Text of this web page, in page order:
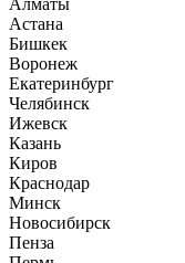
Алматы
Астана
Бишкек
Воронеж
Екатеринбург
Челябинск
Ижевск
Казань
Киров
Краснодар
Минск
Новосибирск
Пенза